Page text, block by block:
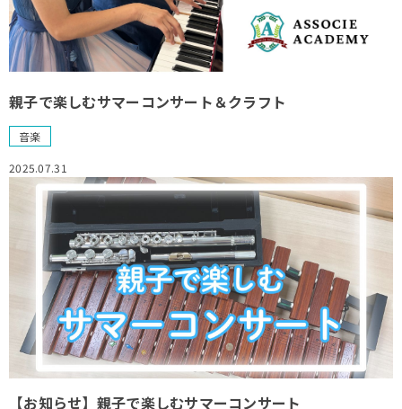
親子で楽しむサマーコンサート＆クラフト
音楽
2025.07.31
【お知らせ】親子で楽しむサマーコンサート